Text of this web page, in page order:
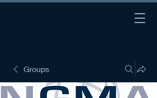
Groups